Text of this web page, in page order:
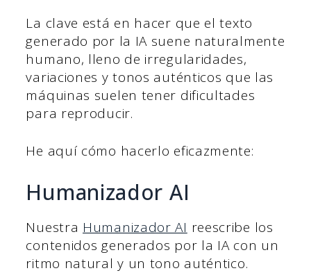
La clave está en hacer que el texto
generado por la IA suene naturalmente
humano, lleno de irregularidades,
variaciones y tonos auténticos que las
máquinas suelen tener dificultades
para reproducir.
He aquí cómo hacerlo eficazmente:
Humanizador AI
Nuestra Humanizador AI reescribe los
contenidos generados por la IA con un
ritmo natural y un tono auténtico.